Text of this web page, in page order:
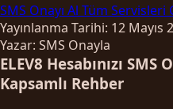
SMS Onayı Al Tüm Servisleri
Yayınlanma Tarihi: 12 Mayıs
Yazar: SMS Onayla
ELEV8 Hesabınızı
Kapsamlı Rehber